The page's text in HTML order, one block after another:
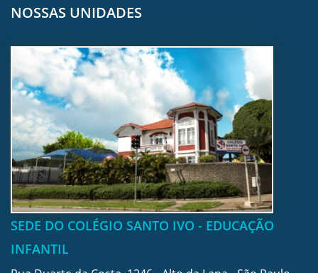
NOSSAS UNIDADES
SEDE DO COLÉGIO SANTO IVO - EDUCAÇÃO
INFANTIL